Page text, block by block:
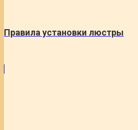
Правила установки люстры